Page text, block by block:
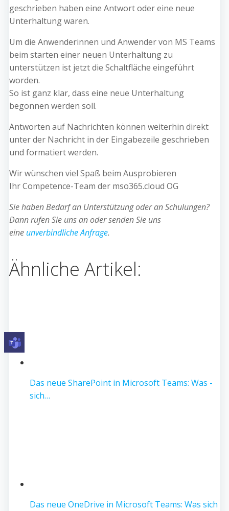
geschrieben haben eine Antwort oder eine neue
Unterhaltung waren.
Um die Anwenderinnen und Anwender von MS Teams
beim starten einer neuen Unterhaltung zu
unterstützen ist jetzt die Schaltfläche eingeführt
worden.
So ist ganz klar, dass eine neue Unterhaltung
begonnen werden soll.
Antworten auf Nachrichten können weiterhin direkt
unter der Nachricht in der Eingabezeile geschrieben
und formatiert werden.
Wir wünschen viel Spaß beim Ausprobieren
Ihr Competence-Team der mso365.cloud OG
Sie haben Bedarf an Unterstützung oder an Schulungen?
Dann rufen Sie uns an oder senden Sie uns
eine unverbindliche Anfrage.
Ähnliche Artikel:
Das neue SharePoint in Microsoft Teams: Was -
sich…
Das neue OneDrive in Microsoft Teams: Was sich